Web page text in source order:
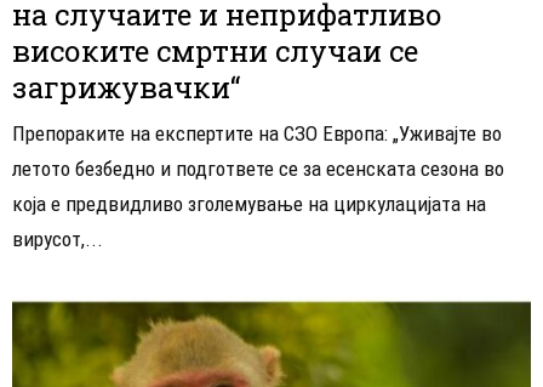
на случаите и неприфатливо
високите смртни случаи се
загрижувачки“
Препораките на експертите на СЗО Европа: „Уживајте во
летото безбедно и подгответе се за есенската сезона во
која е предвидливо зголемување на циркулацијата на
вирусот,...